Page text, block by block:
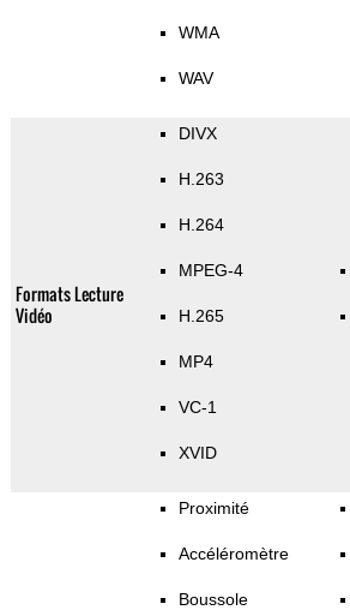
WMA
WAV
Formats Lecture
Vidéo
DIVX
H.263
H.264
MPEG-4
H.265
MP4
VC-1
XVID
Proximité
Accéléromètre
Boussole